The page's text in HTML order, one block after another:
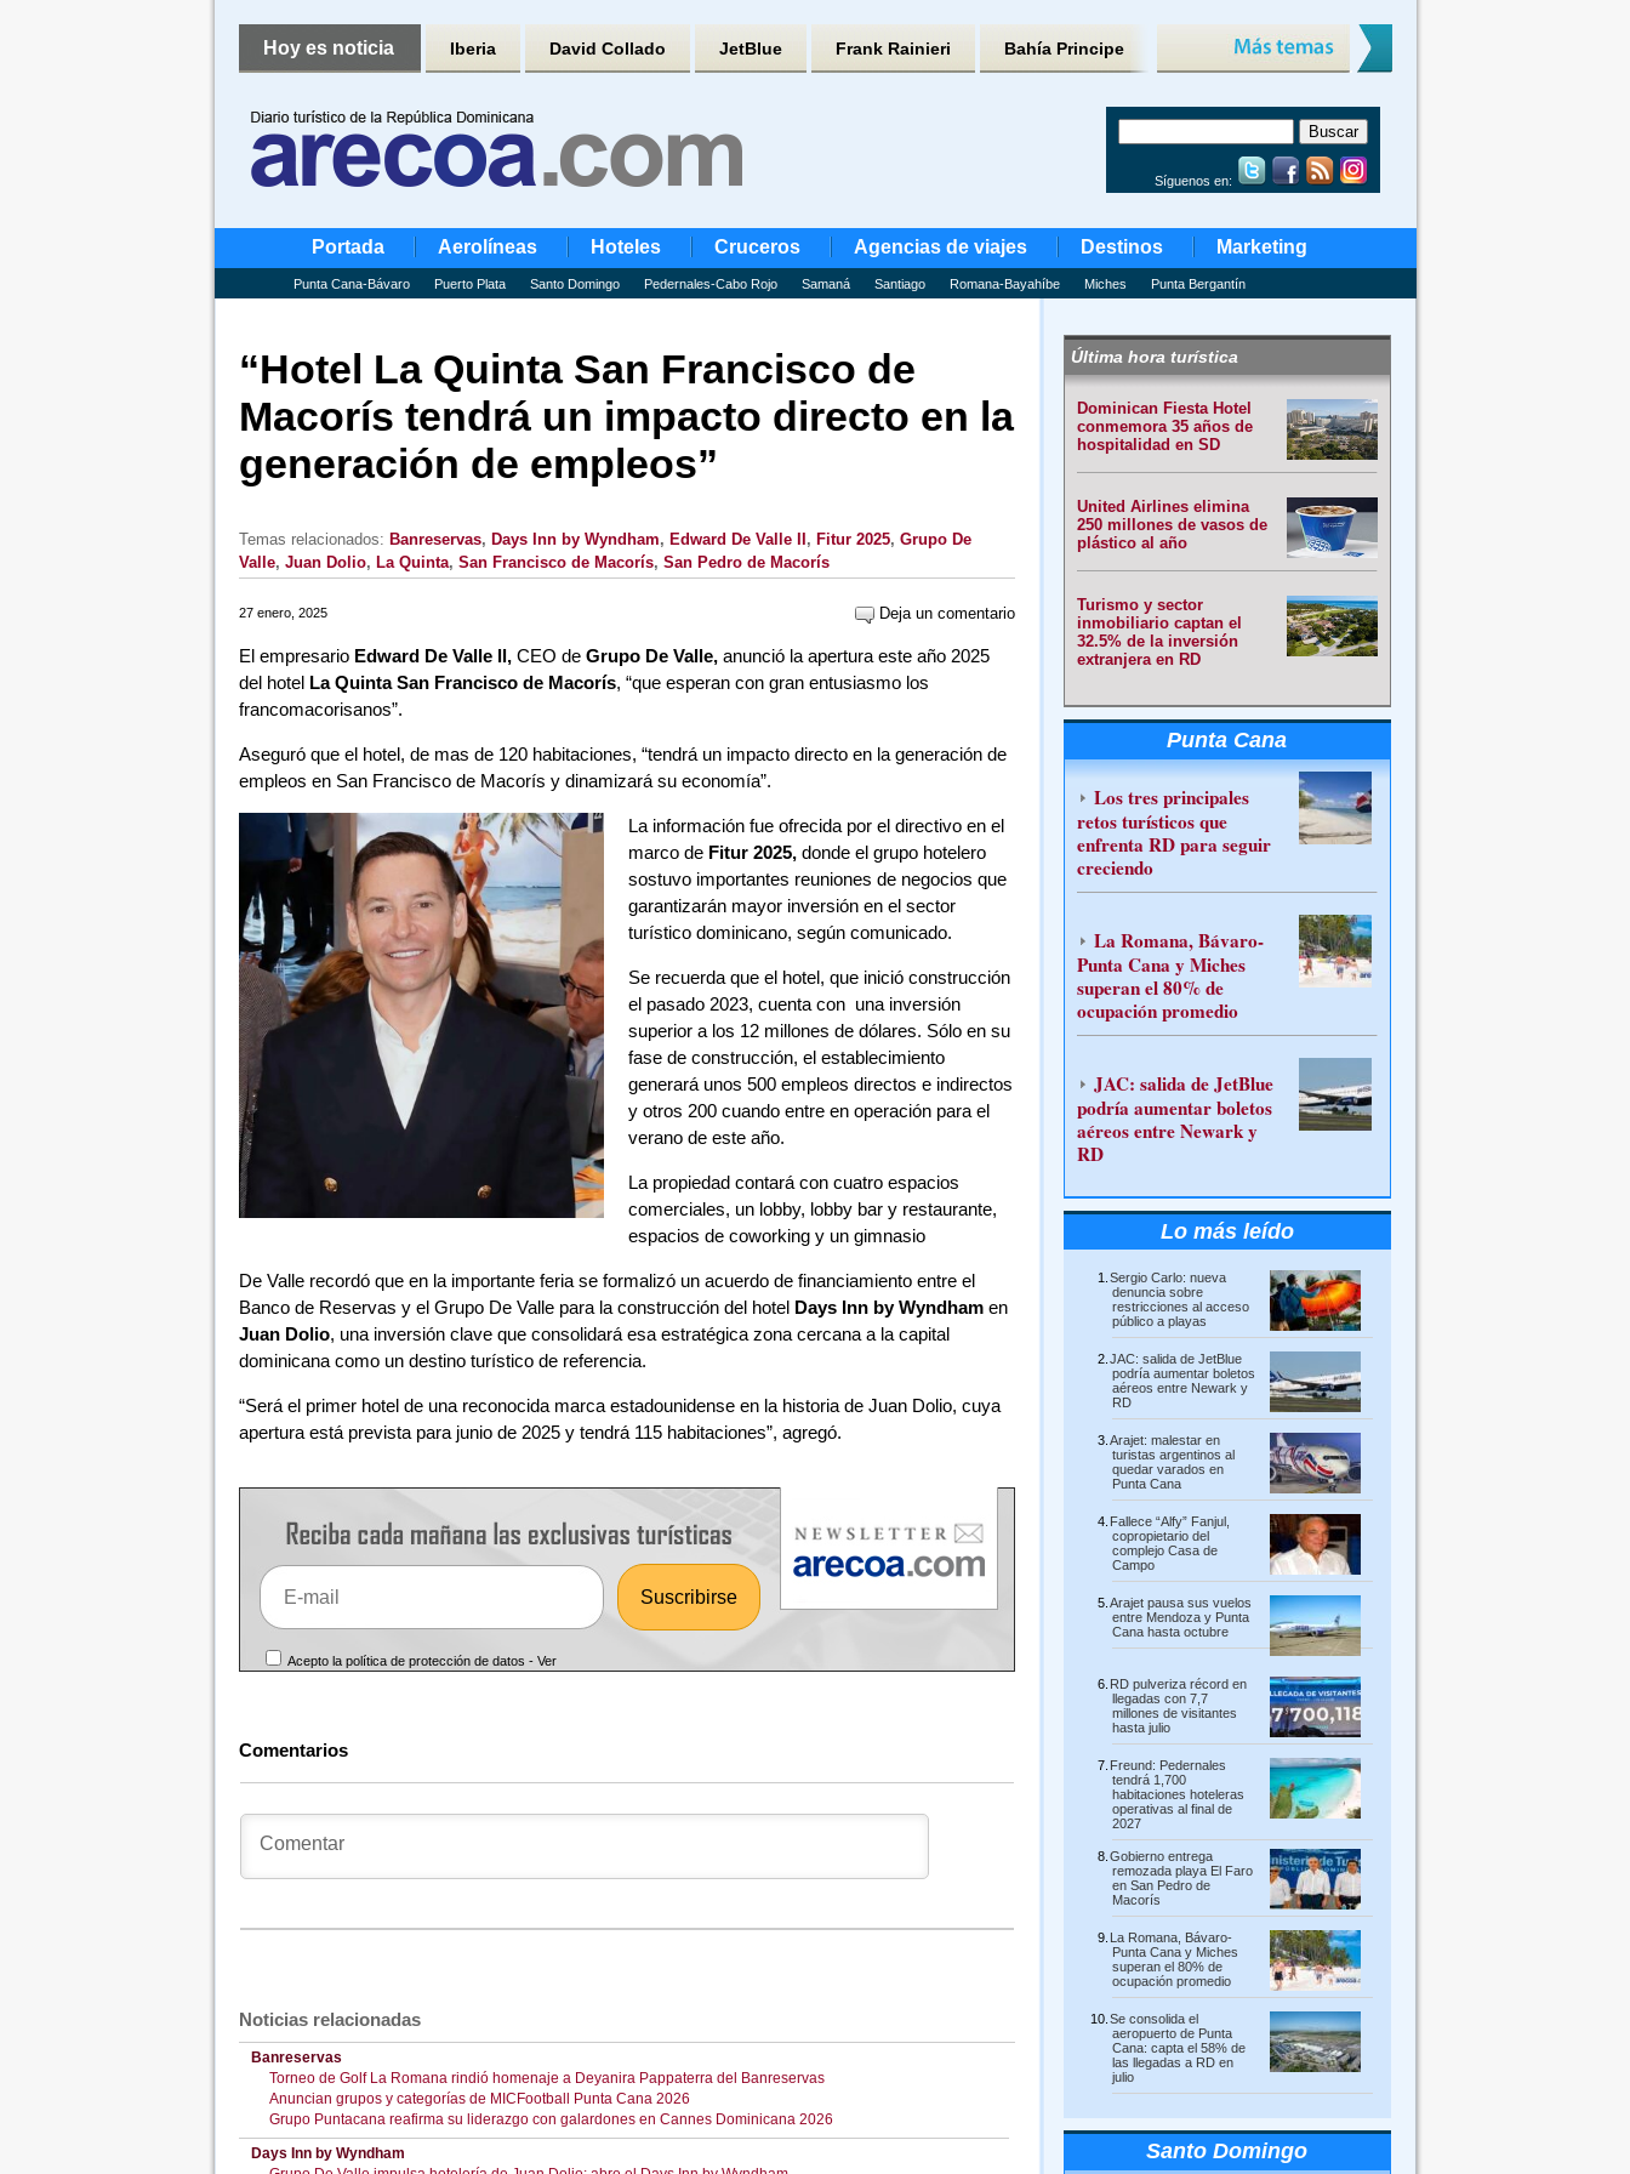
Hoy es noticia Iberia David Collado JetBlue Frank Rainieri Bahía Principe
Síguenos en:
Portada Aerolíneas Hoteles Cruceros Agencias de viajes Destinos Marketing
Punta Cana-Bávaro Puerto Plata Santo Domingo Pedernales-Cabo Rojo Samaná Santiago Romana-Bayahíbe Miches Punta Bergantín
“Hotel La Quinta San Francisco de
Macorís tendrá un impacto directo en la
generación de empleos”
Temas relacionados: Banreservas, Days Inn by Wyndham, Edward De Valle II , Fitur 2025, Grupo De
Valle, Juan Dolio, La Quinta, San Francisco de Macorís, San Pedro de Macorís
27 enero, 2025 Deja un comentario
El empresario Edward De Valle ll, CEO deGrupo De Valle, anunció la apertura este año 2025
del hotel La Quinta San Francisco de Macorís, “que esperan con gran entusiasmo los
francomacorisanos”.
Aseguró que el hotel, de mas de 120 habitaciones, “tendrá un impacto directo en la generación de
empleos en San Francisco de Macorís y dinamizará su economía”.
La información fue ofrecida por el directivo en el
marco de Fitur 2025, donde el grupo hotelero
sostuvo importantes reuniones de negocios que
garantizarán mayor inversión en el sector
turístico dominicano, según comunicado.
Se recuerda que el hotel, que inició construcción
el pasado 2023, cuenta con una inversión
superior a los 12 millones de dólares. Sólo en su
fase de construcción, el establecimiento
generará unos 500 empleos directos e indirectos
y otros 200 cuando entre en operación para el
verano de este año.
La propiedad contará con cuatro espacios
comerciales, un lobby, lobby bar y restaurante,
espacios de coworking y un gimnasio
De Valle recordó que en la importante feria se formalizó un acuerdo de financiamiento entre el
Banco de Reservas y el Grupo De Valle para la construcción del hotel Days Inn by Wyndhamen
Juan Dolio, una inversión clave que consolidará esa estratégica zona cercana a la capital
dominicana como un destino turístico de referencia.
“Será el primer hotel de una reconocida marca estadounidense en la historia de Juan Dolio, cuya
apertura está prevista para junio de 2025 y tendrá 115 habitaciones”, agregó.
Acepto la política de protección de datos -Ver
Comentarios
Noticias relacionadas
Banreservas
Torneo de Golf La Romana rindió homenaje a Deyanira Pappaterra del Banreservas
Anuncian grupos y categorías de MICFootball Punta Cana 2026
Grupo Puntacana reafirma su liderazgo con galardones en Cannes Dominicana 2026
Days Inn by Wyndham
Última hora turística
Dominican Fiesta Hotel
conmemora 35 años de
hospitalidad en SD
United Airlines elimina
250 millones de vasos de
plástico al año
Turismo y sector
inmobiliario captan el
32.5% de la inversión
extranjera en RD
Punta Cana
Los tres principales
retos turísticos que
enfrenta RD para seguir
creciendo
La Romana, Bávaro-
Punta Cana y Miches
superan el 80% de
ocupación promedio
JAC: salida de JetBlue
podría aumentar boletos
aéreos entre Newark y
RD
Lo más leído
Sergio Carlo: nueva
denuncia sobre
restricciones al acceso
público a playas
JAC: salida de JetBlue
podría aumentar boletos
aéreos entre Newark y
RD
Arajet: malestar en
turistas argentinos al
quedar varados en
Punta Cana
Fallece “Alfy” Fanjul,
copropietario del
complejo Casa de
Campo
Arajet pausa sus vuelos
entre Mendoza y Punta
Cana hasta octubre
RD pulveriza récord en
llegadas con 7,7
millones de visitantes
hasta julio
Freund: Pedernales
tendrá 1,700
habitaciones hoteleras
operativas al final de
2027
Gobierno entrega
remozada playa El Faro
en San Pedro de
Macorís
La Romana, Bávaro-
Punta Cana y Miches
superan el 80% de
ocupación promedio
Se consolida el
aeropuerto de Punta
Cana: capta el 58% de
las llegadas a RD en
julio
Santo Domingo